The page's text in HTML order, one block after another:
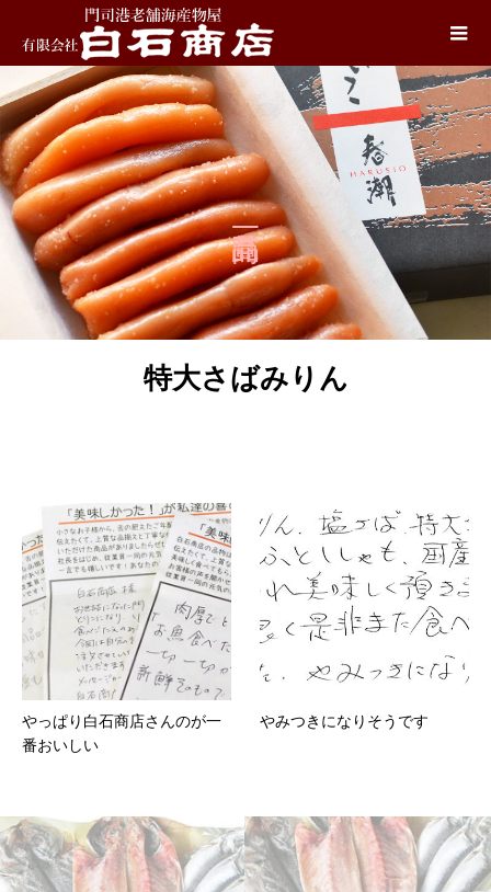
特大さばみりん
やっぱり白石商店さんのが一
番おいしい
やみつきになりそうです